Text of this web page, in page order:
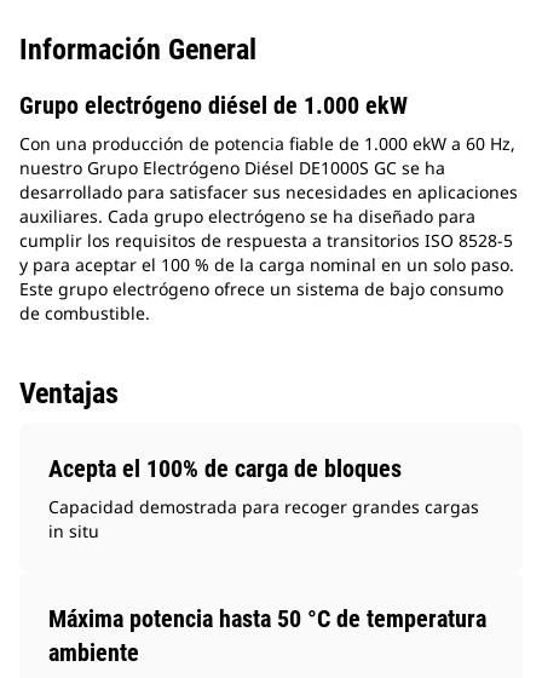
Información General
Grupo electrógeno diésel de 1.000 ekW
Con una producción de potencia fiable de 1.000 ekW a 60 Hz,
nuestro Grupo Electrógeno Diésel DE1000S GC se ha
desarrollado para satisfacer sus necesidades en aplicaciones
auxiliares. Cada grupo electrógeno se ha diseñado para
cumplir los requisitos de respuesta a transitorios ISO 8528-5
y para aceptar el 100 % de la carga nominal en un solo paso.
Este grupo electrógeno ofrece un sistema de bajo consumo
de combustible.
Ventajas
Acepta el 100% de carga de bloques
Capacidad demostrada para recoger grandes cargas
in situ
Máxima potencia hasta 50 °C de temperatura
ambiente